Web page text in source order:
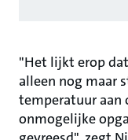
"Het lijkt erop
alleen nog maar
temperatuur aan
onmogelijke